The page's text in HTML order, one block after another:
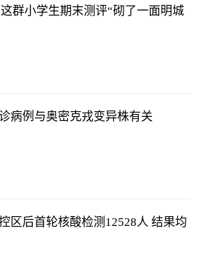
群小学生期末测评“砌了一面明城
病例与奥密克戎变异株有关
区后首轮核酸检测12528人 结果均